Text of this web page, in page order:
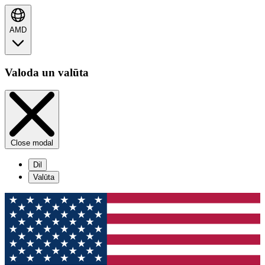
AMD
Valoda un valūta
Close modal
Dil
Valūta